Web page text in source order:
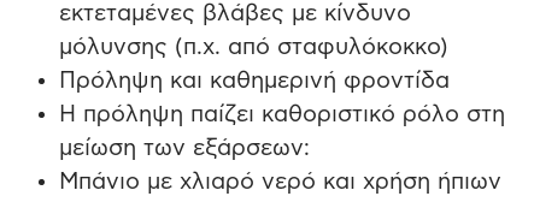
εκτεταμένες βλάβες με κίνδυνο
μόλυνσης (π.χ. από σταφυλόκοκκο)
Πρόληψη και καθημερινή φροντίδα
Η πρόληψη παίζει καθοριστικό ρόλο στη
μείωση των εξάρσεων:
Μπάνιο με χλιαρό νερό και χρήση ήπιων